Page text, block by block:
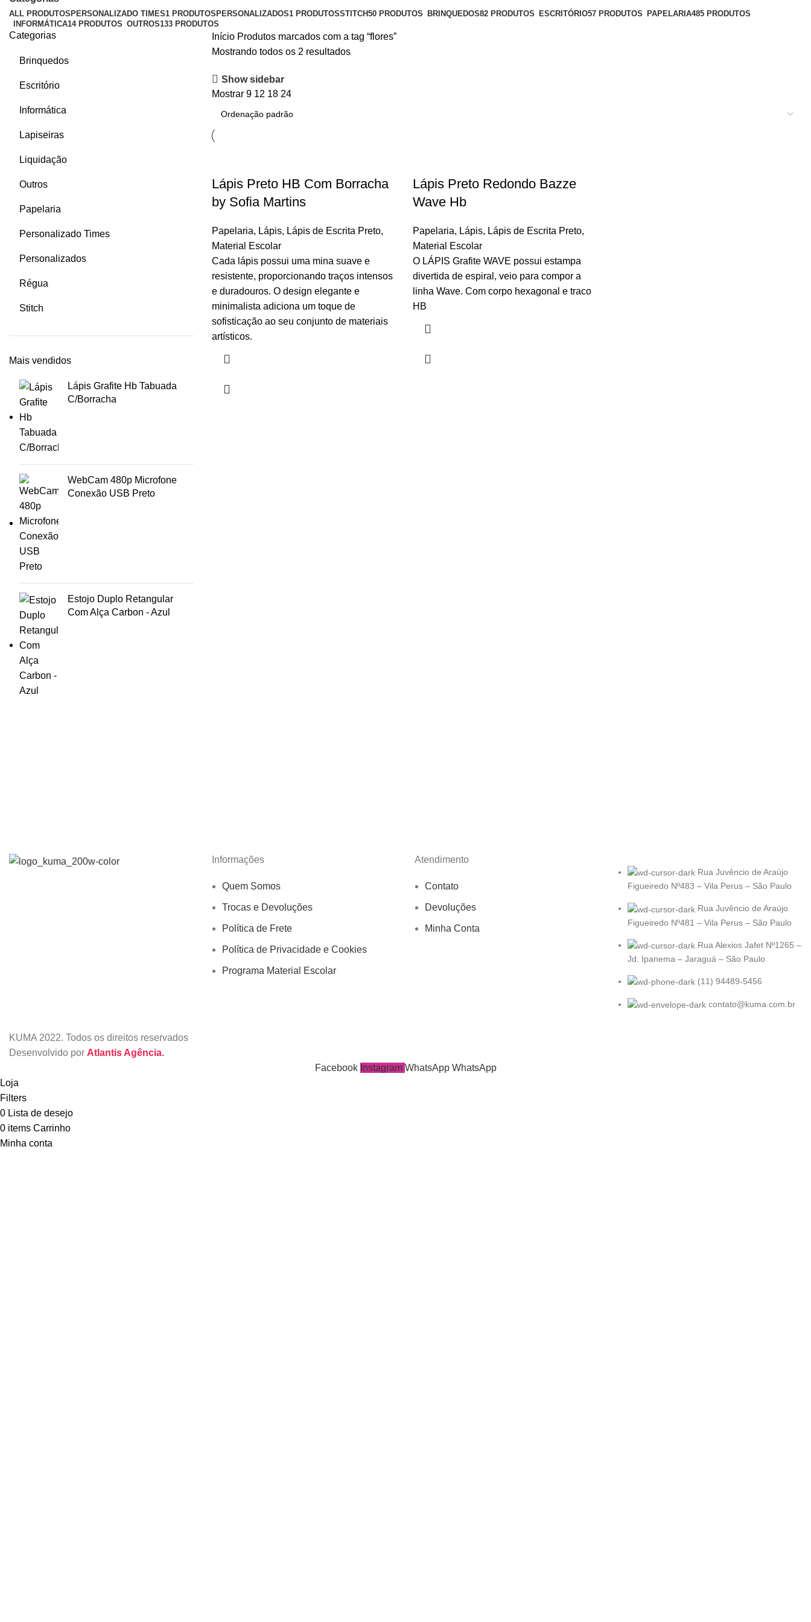
ALL PRODUTOS PERSONALIZADO TIMES1 PRODUTOS PERSONALIZADOS1 PRODUTOSSTITCH50 PRODUTOS BRINQUEDOS82 PRODUTOS ESCRITÓRIO57 PRODUTOS PAPELARIA485 PRODUTOS
INFORMÁTICA14 PRODUTOS OUTROS133 PRODUTOS
Categorias
Brinquedos
Escritório
Informática
Lapiseiras
Liquidação
Outros
Papelaria
Personalizado Times
Personalizados
Régua
Stitch
Mais vendidos
Lápis Grafite Hb Tabuada
C/Borracha
WebCam 480p Microfone
Conexão USB Preto
Estojo Duplo Retangular
Com Alça Carbon - Azul
Início Produtos marcados com a tag “flores”
Mostrando todos os 2 resultados
Show sidebar
Mostrar 9 12 18 24
Lápis Preto HB Com Borracha
by Sofia Martins
Papelaria, Lápis, Lápis de Escrita Preto,
Material Escolar
Cada lápis possui uma mina suave e
resistente, proporcionando traços intensos
e duradouros. O design elegante e
minimalista adiciona um toque de
sofisticação ao seu conjunto de materiais
artísticos.
Lápis Preto Redondo Bazze
Wave Hb
Papelaria, Lápis, Lápis de Escrita Preto,
Material Escolar
O LÁPIS Grafite WAVE possui estampa
divertida de espiral, veio para compor a
linha Wave. Com corpo hexagonal e traco
HB
Informações
Quem Somos
Trocas e Devoluções
Política de Frete
Política de Privacidade e Cookies
Programa Material Escolar
Atendimento
Contato
Devoluções
Minha Conta
Rua Juvêncio de Araújo
Figueiredo Nº483 – Vila Perus – São Paulo
Rua Juvêncio de Araújo
Figueiredo Nº481 – Vila Perus – São Paulo
Rua Alexios Jafet Nº1265 –
Jd. Ipanema – Jaraguá – São Paulo
(11) 94489-5456
contato@kuma.com.br
KUMA2022. Todos os direitos reservados
Desenvolvido por Atlantis Agência.
Facebook Instagram WhatsApp WhatsApp
Loja
Filters
0 Lista de desejo
0 items Carrinho
Minha conta